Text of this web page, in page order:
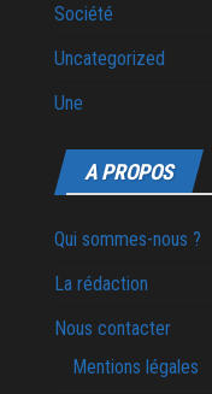
Société
Uncategorized
Une
A PROPOS
Qui sommes-nous ?
La rédaction
Nous contacter
Mentions légales